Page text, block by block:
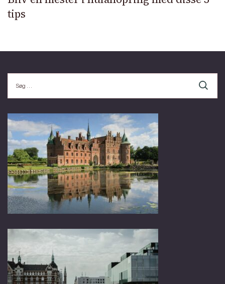
tips
efter: